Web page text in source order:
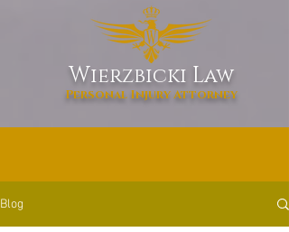
Wierzbicki Law
Personal Injury Attorney
Blog